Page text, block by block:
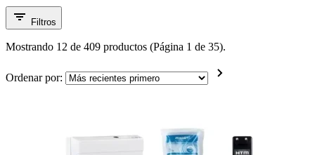
Filtros
Mostrando 12 de 409 productos (Página 1 de 35).
Ordenar por: